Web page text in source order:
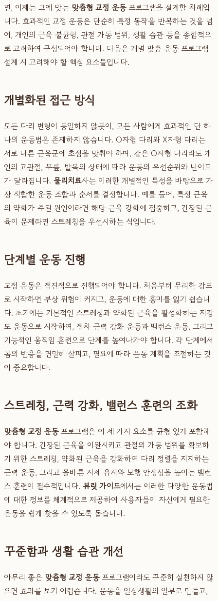
면, 이제는 그에 맞는 맞춤형 교정 운동프로그램을 설계할 차례입
니다. 효과적인 교정 운동은 단순히 특정 동작을 반복하는 것을 넘
어, 개인의 근육 불균형, 관절 가동 범위, 생활 습관 등을 종합적으
로 고려하여 구성되어야 합니다. 다음은 개별 맞춤 운동 프로그램
설계 시 고려해야 할 핵심 요소들입니다.
개별화된 접근 방식
모든 다리 변형이 동일하지 않듯이, 모든 사람에게 효과적인 단 하
나의 운동법은 존재하지 않습니다. O자형 다리와 X자형 다리는
서로 다른 근육군에 초점을 맞춰야 하며, 같은 O자형 다리라도 개
인의 고관절, 무릎, 발목의 상태에 따라 운동의 우선순위와 난이도
가 달라집니다. 물리치료사는 이러한 개별적인 특성을 바탕으로 가
장 적합한 운동 조합과 순서를 결정합니다. 예를 들어, 특정 근육
의 약화가 주된 원인이라면 해당 근육 강화에 집중하고, 긴장된 근
육이 문제라면 스트레칭을 우선시하는 식입니다.
단계별 운동 진행
교정 운동은 점진적으로 진행되어야 합니다. 처음부터 무리한 강도
로 시작하면 부상 위험이 커지고, 운동에 대한 흥미를 잃기 쉽습니
다. 초기에는 기본적인 스트레칭과 약화된 근육을 활성화하는 저강
도 운동으로 시작하여, 점차 근력 강화 운동과 밸런스 운동, 그리고
기능적인 움직임 훈련으로 단계를 높여나가야 합니다. 각 단계에서
몸의 반응을 면밀히 살피고, 필요에 따라 운동 계획을 조절하는 것
이 중요합니다.
스트레칭, 근력 강화, 밸런스 훈련의 조화
맞춤형 교정 운동프로그램은 이 세 가지 요소를 균형 있게 포함해
야 합니다. 긴장된 근육을 이완시키고 관절의 가동 범위를 확보하
기 위한 스트레칭, 약화된 근육을 강화하여 다리 정렬을 지지하는
근력 운동, 그리고 올바른 자세 유지와 보행 안정성을 높이는 밸런
스 훈련이 필수적입니다. 뷰릿 가이드에서는 이러한 다양한 운동법
에 대한 정보를 체계적으로 제공하여 사용자들이 자신에게 필요한
운동을 쉽게 찾을 수 있도록 돕습니다.
꾸준함과 생활 습관 개선
아무리 좋은 맞춤형 교정 운동프로그램이라도 꾸준히 실천하지 않
으면 효과를 보기 어렵습니다. 운동을 일상생활의 일부로 만들고,